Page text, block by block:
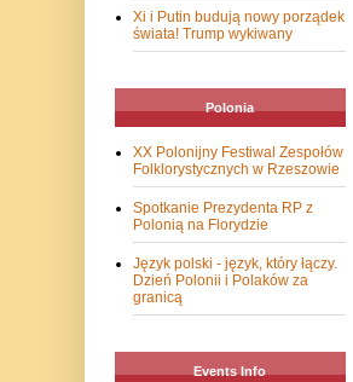
Xi i Putin budują nowy porządek
świata! Trump wykiwany
Polonia
XX Polonijny Festiwal Zespołów
Folklorystycznych w Rzeszowie
Spotkanie Prezydenta RP z
Polonią na Florydzie
Język polski - język, który łączy.
Dzień Polonii i Polaków za
granicą
Events Info